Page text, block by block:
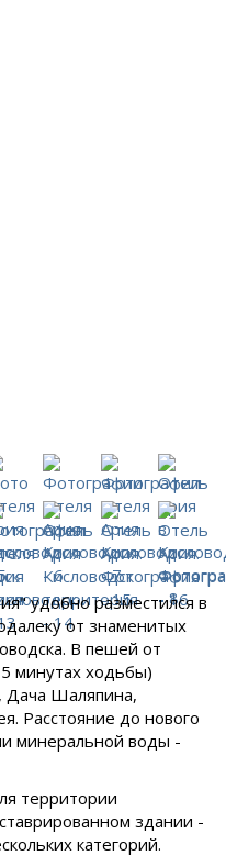
удобно разместился в
от знаменитых
В пешей от
минутах ходьбы)
Дача Шаляпина,
Расстояние до нового
минеральной воды -
территории
здании -
категорий.